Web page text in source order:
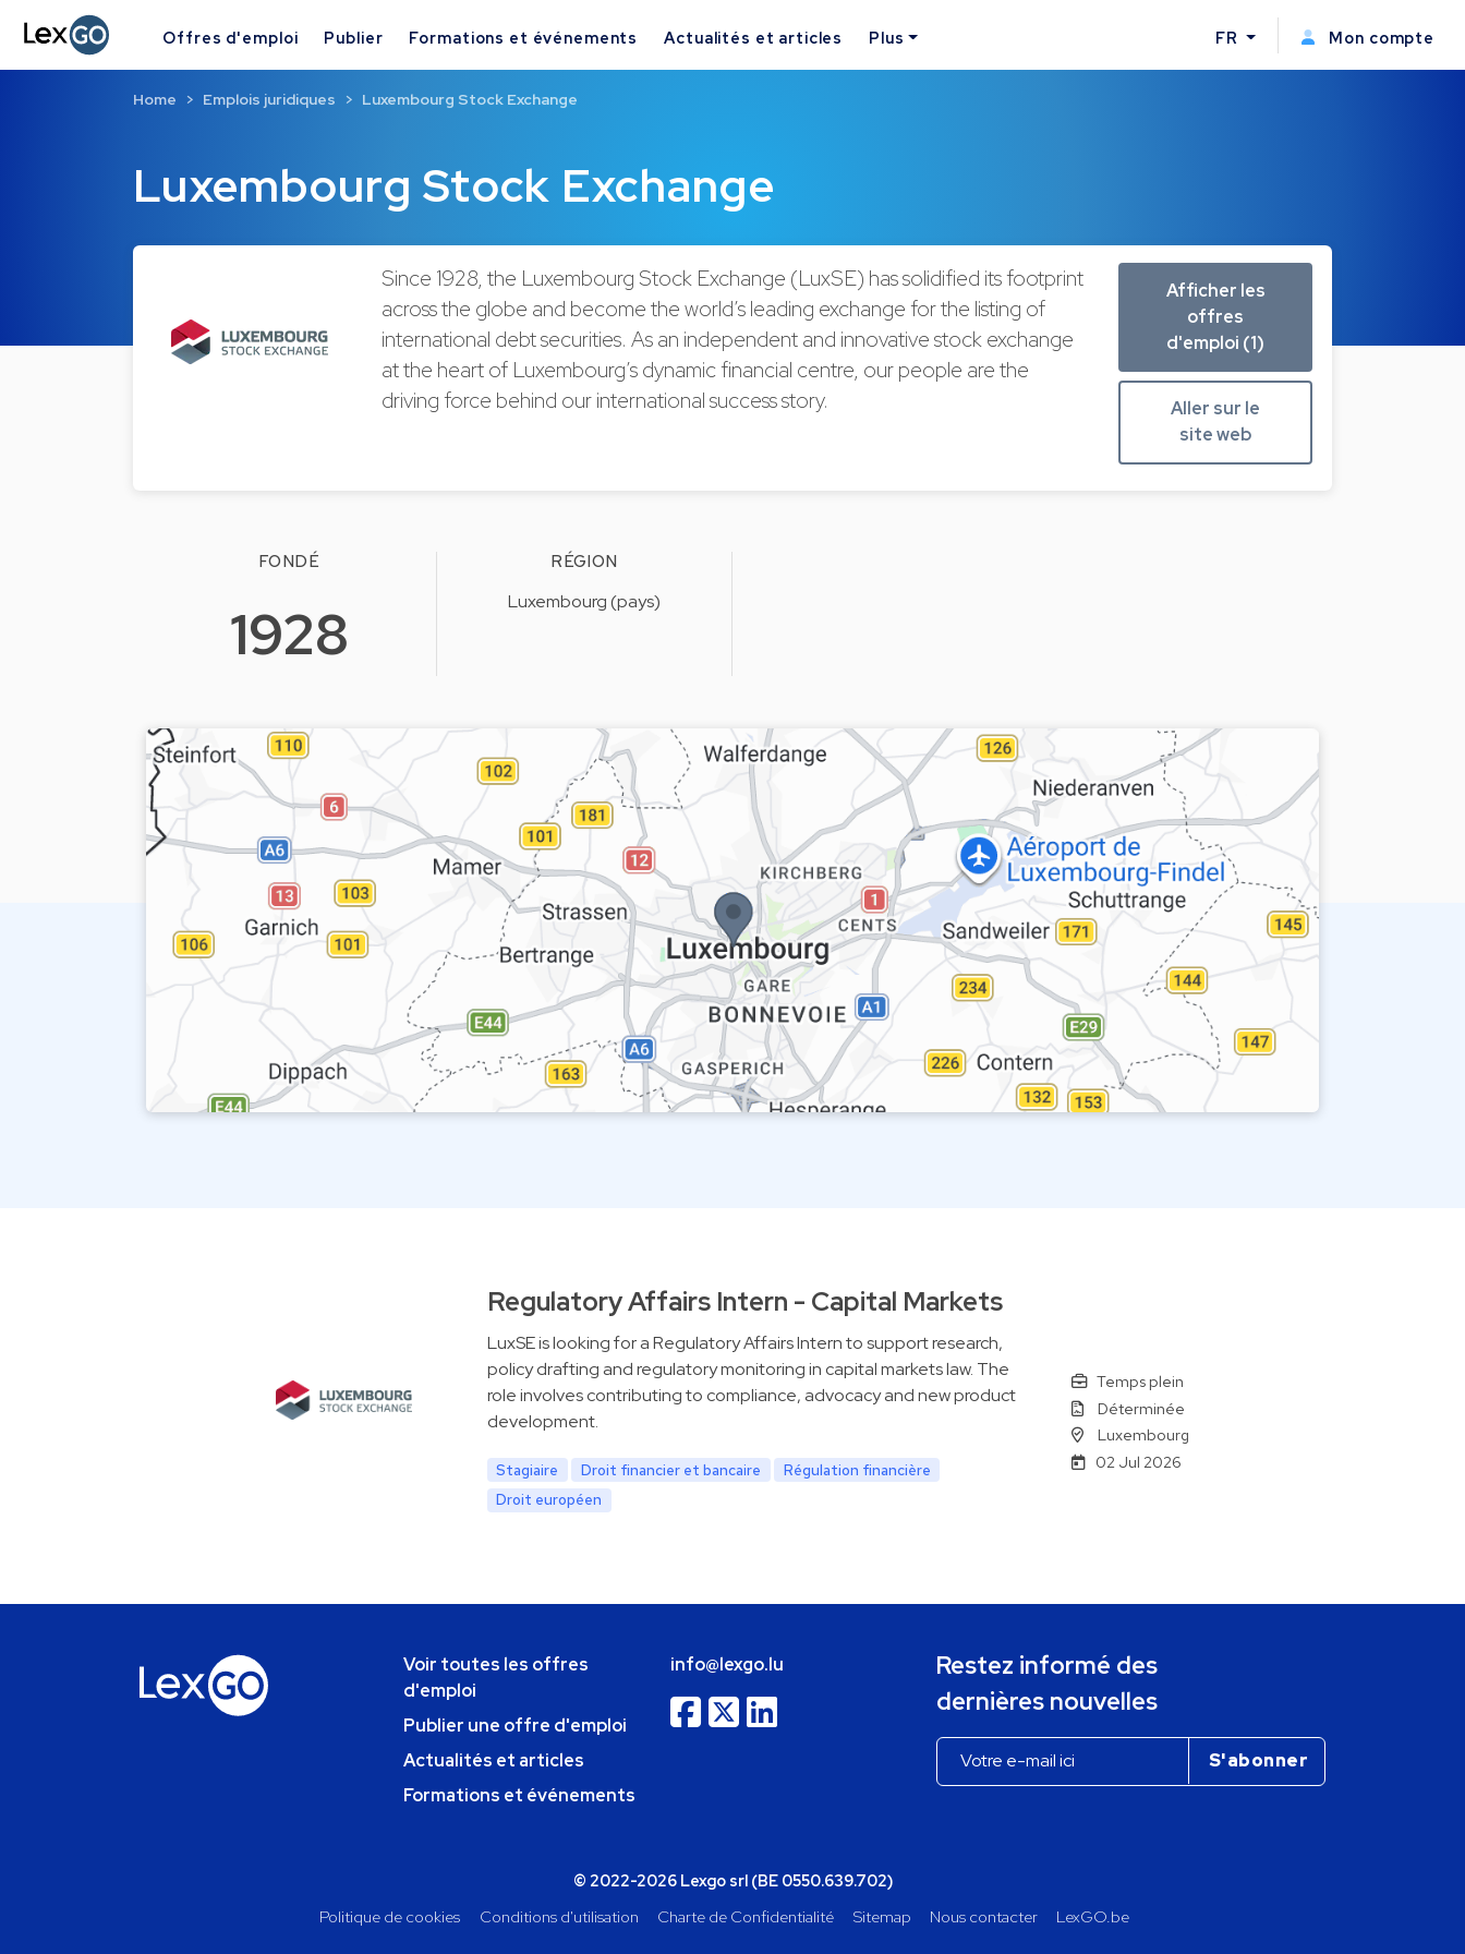
Offres d'emploi Publier Formations et événements Actualités et articles Plus FR Mon compte
Luxembourg Stock Exchange
Home Emplois juridiques Luxembourg Stock Exchange
Since 1928, the Luxembourg Stock Exchange (LuxSE) has solidified its footprint
across the globe and become the world’s leading exchange for the listing of
international debt securities. As an independent and innovative stock exchange
at the heart of Luxembourg’s dynamic financial centre, our people are the
driving force behind our international success story.
Afficher les
offres
d'emploi (1)
Aller sur le
site web
FONDÉ
1928
RÉGION
Luxembourg (pays)
Regulatory Affairs Intern - Capital Markets
LuxSE is looking for a Regulatory Affairs Intern to support research,
policy drafting and regulatory monitoring in capital markets law. The
role involves contributing to compliance, advocacy and new product
development.
Stagiaire Droit financier et bancaire
Régulation financière
Droit européen
Temps plein
Déterminée
Luxembourg
02 Jul 2026
Voir toutes les offres
d'emploi
Publier une offre d'emploi
Actualités et articles
Formations et événements
info@lexgo.lu
Restez informé des
dernières nouvelles
© 2022-2026 Lexgo srl (BE 0550.639.702)
Politique de cookies
Conditions d'utilisation Charte de Confidentialité Sitemap Nous contacter LexGO.be